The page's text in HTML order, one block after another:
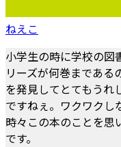
ねえこ
小学生の時に学校の図
リーズが何巻まである
を発見してとてもうれ
ですねぇ。ワクワクし
時々この本のことを思
です。